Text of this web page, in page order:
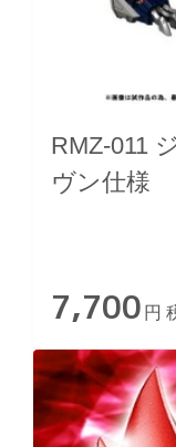
RMZ-011
ヴン仕様
7,700 円